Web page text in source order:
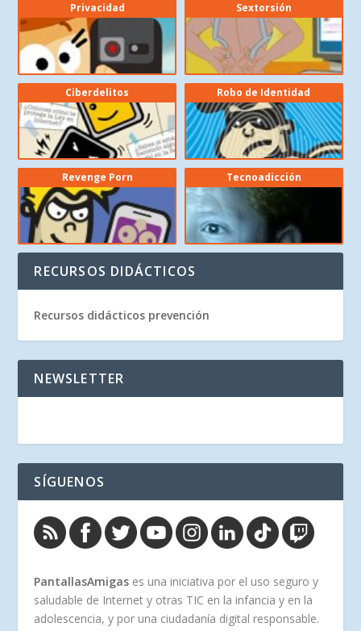
Privacidad Sextorsión
Ciberdelitos Robo de Identidad
Revenge Porn Tecnoadicción
RECURSOS DIDÁCTICOS
Recursos didácticos prevención
NEWSLETTER
SÍGUENOS
PantallasAmigas es una iniciativa por el uso seguro y
saludable de Internet y otras TIC en la infancia y en la
adolescencia, y por una ciudadanía digital responsable.